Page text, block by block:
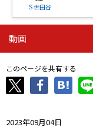
Ｓ世田谷
ニッパツ
ニッパツ
-
動画
このページを共有する
2023年09月04日